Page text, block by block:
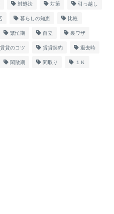
対処法 対策 引っ越し
暮らしの知恵 比較
繁忙期 自立 裏ワザ
賃貸のコツ 賃貸契約 退去時
閑散期 間取り １Ｋ